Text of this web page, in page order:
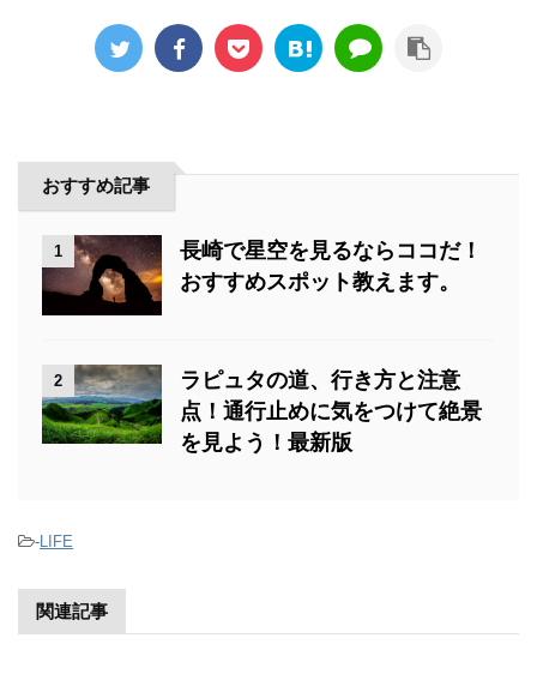
おすすめ記事
1
長崎で星空を見るならココだ！
おすすめスポット教えます。
2
ラピュタの道、行き方と注意
点！通行止めに気をつけて絶景
を見よう！最新版
-LIFE
関連記事